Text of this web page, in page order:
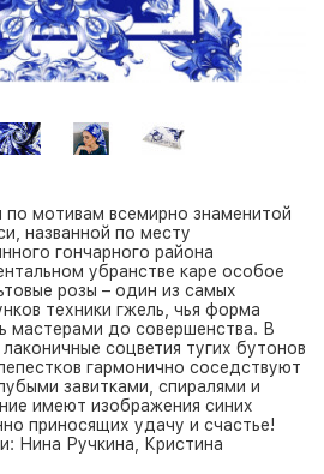
по мотивам всемирно знаменитой
названной по месту
гончарного района
убранстве каре особое
розы – один из самых
техники гжель, чья форма
мастерами до совершенства. В
соцветия тугих бутонов
гармонично соседствуют
завитками, спиралями и
имеют изображения синих
приносящих удачу и счастье!
Нина Ручкина, Кристина